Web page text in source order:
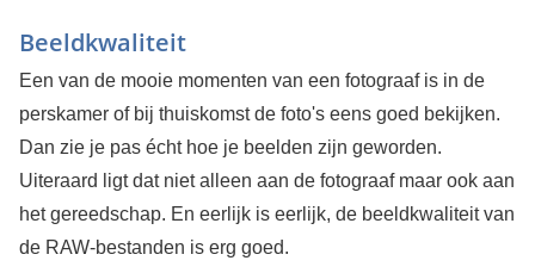
Beeldkwaliteit
Een van de mooie momenten van een fotograaf is in de
perskamer of bij thuiskomst de foto's eens goed bekijken.
Dan zie je pas écht hoe je beelden zijn geworden.
Uiteraard ligt dat niet alleen aan de fotograaf maar ook aan
het gereedschap. En eerlijk is eerlijk, de beeldkwaliteit van
de RAW-bestanden is erg goed.